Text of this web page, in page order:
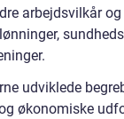
arbejdsvilkår
udviklede
økonomiske